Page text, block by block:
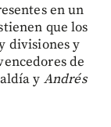
en un
que los
divisiones y
de
y Andrés